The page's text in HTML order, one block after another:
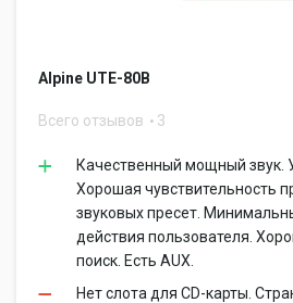
Alpine UTE-80B
Всего отзывов 3
Качественный мощный звук.
Хорошая чувствительность
звуковых пресет.
действия пользователя.
поиск. Есть AUX.
Нет слота для CD-карты.